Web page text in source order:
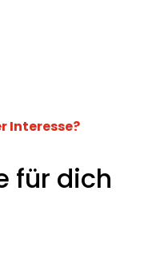
Interesse?
für dich